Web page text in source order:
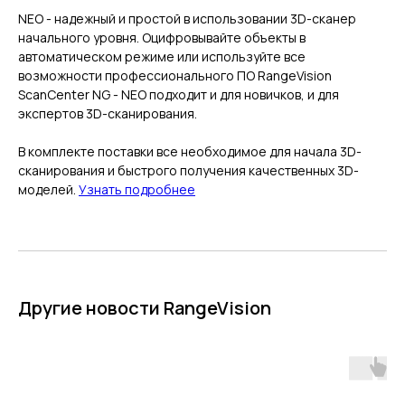
NEO - надежный и простой в использовании 3D-сканер
начального уровня. Оцифровывайте объекты в
автоматическом режиме или используйте все
возможности профессионального ПО RangeVision
ScanCenter NG - NEO подходит и для новичков, и для
экспертов 3D-сканирования.
В комплекте поставки все необходимое для начала 3D-
сканирования и быстрого получения качественных 3D-
моделей. Узнать подробнее
Другие новости RangeVision
Услуги